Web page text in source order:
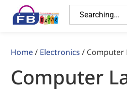
Home/ Electronics / Computer
Computer